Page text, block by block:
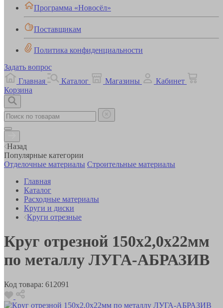
Программа «Новосёл»
Поставщикам
Политика конфиденциальности
Задать вопрос
Главная
Каталог Магазины
Кабинет
Корзина
Назад
Популярные категории
Отделочные материалы Строительные материалы
Главная
Каталог
Расходные материалы
Круги и диски
Круги отрезные
Круг отрезной 150x2,0x22мм
по металлу ЛУГА-АБРАЗИВ
Код товара: 612091